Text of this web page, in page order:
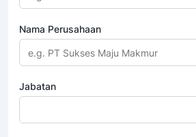
Nama Perusahaan
Jabatan